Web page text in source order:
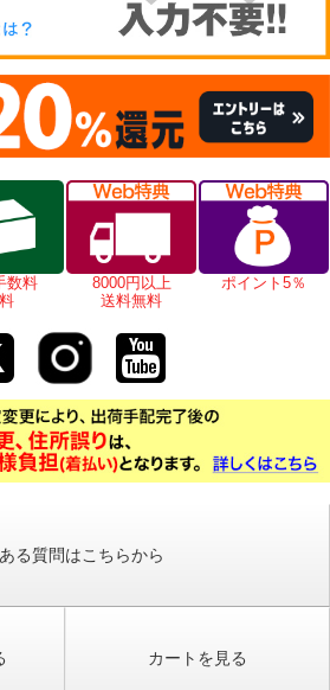
数料
8000円以上
送料無料
ポイント5％
る質問はこちらから
カートを見る